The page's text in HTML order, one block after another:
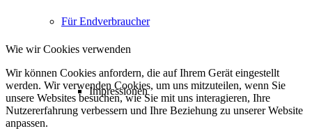
Für Endverbraucher
Impressionen
Wie wir Cookies verwenden
Wir können Cookies anfordern, die auf Ihrem Gerät eingestellt
werden. Wir verwenden Cookies, um uns mitzuteilen, wenn Sie
unsere Websites besuchen, wie Sie mit uns interagieren, Ihre
Nutzererfahrung verbessern und Ihre Beziehung zu unserer Website
anpassen.